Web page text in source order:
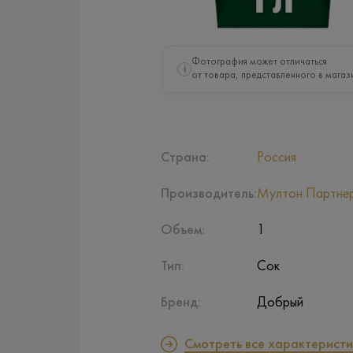
i
Фотография может отличаться
от товара, представленного в
Страна:
Производитель:
Объем:
Тип:
Бренд:
Россия
Мултон
Сок
Добрый
Смотреть все